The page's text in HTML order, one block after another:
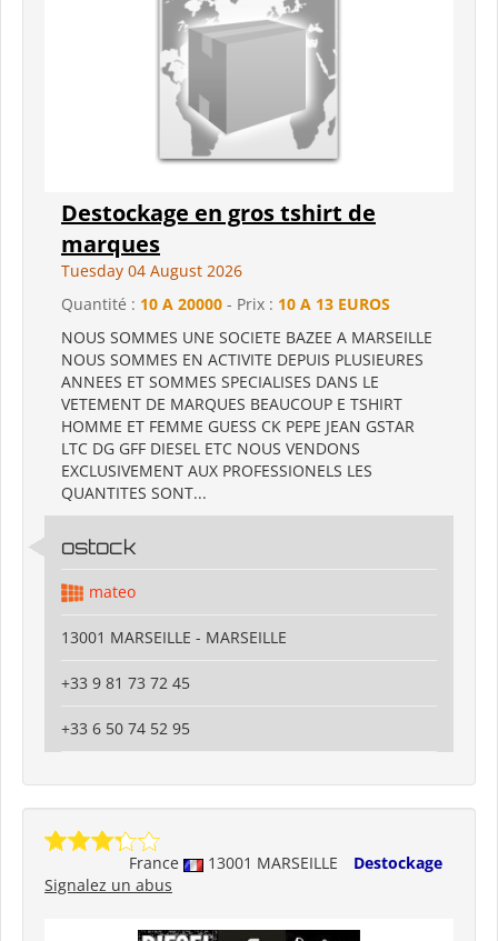
Destockage en gros tshirt de
marques
Tuesday 04 August 2026
Quantité : 10 A 20000 - Prix : 10 A 13 EUROS
NOUS SOMMES UNE SOCIETE BAZEE A MARSEILLE
NOUS SOMMES EN ACTIVITE DEPUIS PLUSIEURES
ANNEES ET SOMMES SPECIALISES DANS LE
VETEMENT DE MARQUES BEAUCOUP E TSHIRT
HOMME ET FEMME GUESS CK PEPE JEAN GSTAR
LTC DG GFF DIESEL ETC NOUS VENDONS
EXCLUSIVEMENT AUX PROFESSIONELS LES
QUANTITES SONT...
ostock
mateo
13001 MARSEILLE - MARSEILLE
+33 9 81 73 72 45
+33 6 50 74 52 95
France 13001 MARSEILLE
Destockage
Signalez un abus